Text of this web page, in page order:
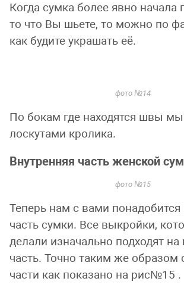
Когда сумка более явно начала
то что Вы шьете, то можно по
как будите украшать её.
фото №14
По бокам где находятся швы
лоскутами кролика.
Внутренняя часть женской
фото №15
Теперь нам с вами понадобится
часть сумки. Все выкройки,
делали изначально подходят
часть. Точно таким же образом
части как показано на рис№15 .